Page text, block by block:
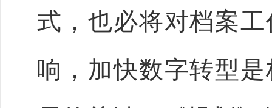
式，也必将对档案
响，加快数字转型